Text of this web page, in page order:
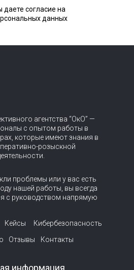
согласие на
данных
Кейсы
Кибербезопасность
Отзывы Контакты
агентства “ОкО” —
с опытом работы в
которые имеют знания в
розыскной
информация
проблемы или у вас есть
нашей работы, вы всегда
с руководством напрямую